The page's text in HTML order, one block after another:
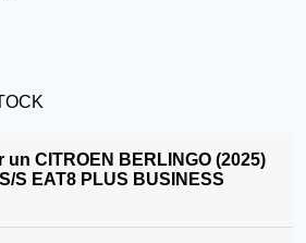
un CITROEN BERLINGO (2025)
S EAT8 PLUS BUSINESS